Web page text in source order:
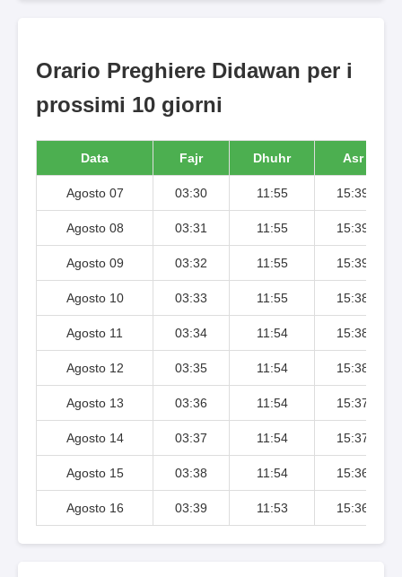
Orario Preghiere Didawan per i
prossimi 10 giorni
Data Fajr Dhuhr Asr
Agosto 07 03:30 11:55 15:39
Agosto 08 03:31 11:55 15:39
Agosto 09 03:32 11:55 15:39
Agosto 10 03:33 11:55 15:38
Agosto 11 03:34 11:54 15:38
Agosto 12 03:35 11:54 15:38
Agosto 13 03:36 11:54 15:37
Agosto 14 03:37 11:54 15:37
Agosto 15 03:38 11:54 15:36
Agosto 16 03:39 11:53 15:36